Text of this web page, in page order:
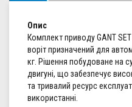
Опис
Комплект приводу GANT
воріт призначений для
кг. Рішення побудоване на
двигуні, що забезпечує
та тривалий ресурс
використанні.